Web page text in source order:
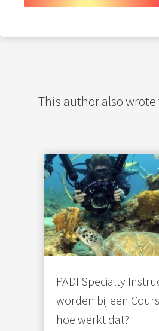
This author also
PADI Specialty
worden bij een
hoe werkt dat?